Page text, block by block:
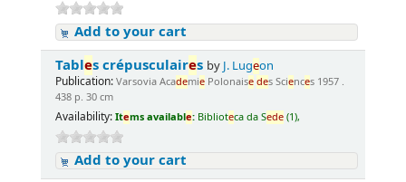
Add to your cart
Tables crépusculaires by J. Lugeon
Publication: Varsovia Academie Polonaise des Sciences 1957 .
438 p. 30 cm
Availability: Items available: Biblioteca da Sede (1),
Add to your cart